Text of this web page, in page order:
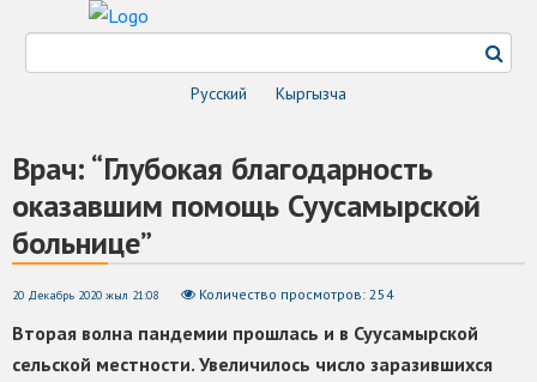
Русский Кыргызча
Врач: “Глубокая благодарность
оказавшим помощь Суусамырской
больнице”
20 Декабрь 2020 жыл 21:08 Количество просмотров: 254
Вторая волна пандемии прошлась и в Суусамырской
сельской местности. Увеличилось число заразившихся